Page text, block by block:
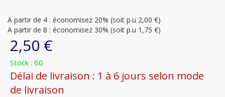
A partir de 4 : économisez 20% (soit p.u 2,00 €)
A partir de 8 : économisez 30% (soit p.u 1,75 €)
2,50 €
Stock : 60
Délai de livraison : 1 à 6 jours selon mode
de livraison